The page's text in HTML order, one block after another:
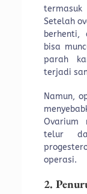
Setelah
bisa
parah
terjadi
Namun,
Ovarium
telur
operasi.
2.